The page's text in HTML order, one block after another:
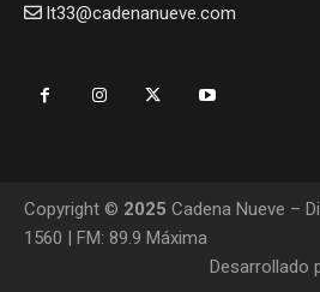
lt33@cadenanueve.com
Copyright © 2025 Cadena Nueve –
1560 | FM: 89.9 Máxima
Desarrollado